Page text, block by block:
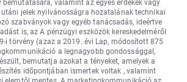
valamint az egyes érdekek vagy
jelek nyilvánosságra hozatalának technikai
szabványok vagy egyéb tanácsadás, ideértve
is, az A pénzügyi eszközök kereskedelméről
i törvény (azaz a 2019. évi Lap, módosított 875
a legnagyobb gondossággal,
bemutatja azokat a tényeket, amelyek a
időpontjában ismertek voltak , valamint